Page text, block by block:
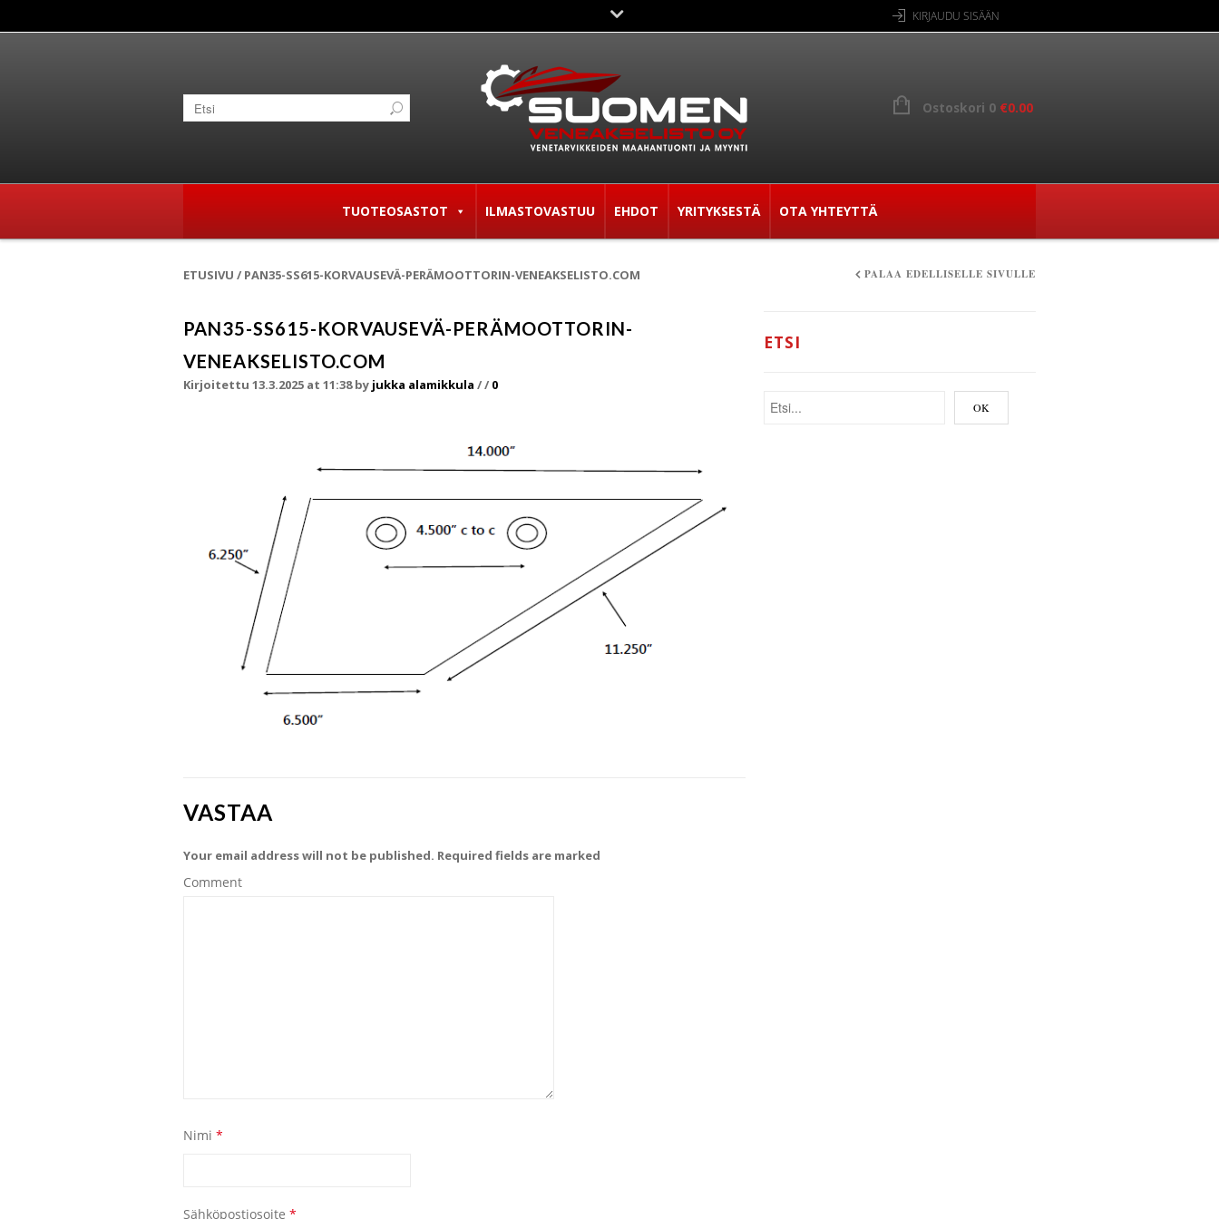
KIRJAUDU SISÄÄN
Ostoskori 0 €0.00
TUOTEOSASTOT ILMASTOVASTUU EHDOT YRITYKSESTÄ OTA YHTEYTTÄ
ETUSIVU / PAN35-SS615-KORVAUSEVÄ-PERÄMOOTTORIN-VENEAKSELISTO.COM PALAA EDELLISELLE SIVULLE
PAN35-SS615-KORVAUSEVÄ-PERÄMOOTTORIN-
VENEAKSELISTO.COM
Kirjoitettu 13.3.2025 at 11:38by jukka alamikkula // 0
VASTAA
Your email address will not be published. Required fields are marked
Comment
Nimi *
Sähköpostiosoite *
ETSI